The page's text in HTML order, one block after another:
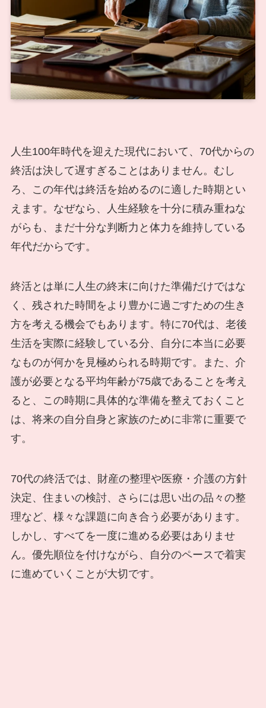
人生100年時代を迎えた現代において、70代からの
終活は決して遅すぎることはありません。むし
ろ、この年代は終活を始めるのに適した時期とい
えます。なぜなら、人生経験を十分に積み重ねな
がらも、まだ十分な判断力と体力を維持している
年代だからです。
終活とは単に人生の終末に向けた準備だけではな
く、残された時間をより豊かに過ごすための生き
方を考える機会でもあります。特に70代は、老後
生活を実際に経験している分、自分に本当に必要
なものが何かを見極められる時期です。また、介
護が必要となる平均年齢が75歳であることを考え
ると、この時期に具体的な準備を整えておくこと
は、将来の自分自身と家族のために非常に重要で
す。
70代の終活では、財産の整理や医療・介護の方針
決定、住まいの検討、さらには思い出の品々の整
理など、様々な課題に向き合う必要があります。
しかし、すべてを一度に進める必要はありませ
ん。優先順位を付けながら、自分のペースで着実
に進めていくことが大切です。